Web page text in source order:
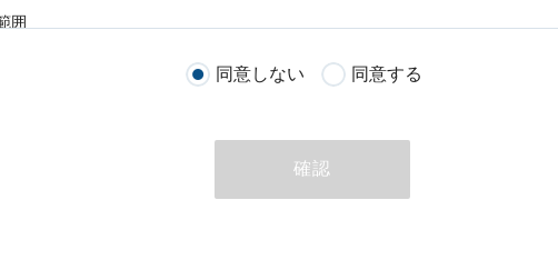
囲
個人情報 個人情報
る目的のために利用することがあります．
下に定める目的以外に，当社はお客様の個人情報利用することはありません．
同意しない 同意する
確認